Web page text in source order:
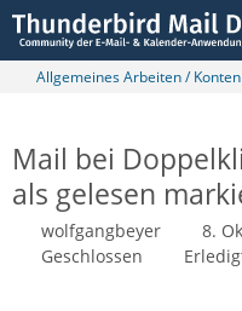
Allgemeines Arbeiten /
Mail bei
als gelesen
wolfgangbeyer
8.
Geschlossen